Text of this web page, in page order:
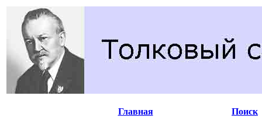
Главная Поиск